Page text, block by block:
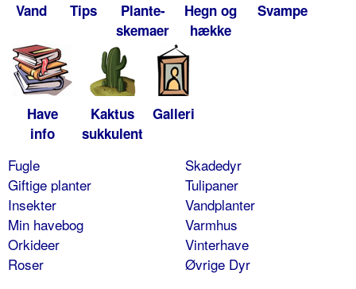
Vand Tips
Plante-
skemaer
Hegn og
hække
Svampe
Have
info
Kaktus
sukkulent
Galleri
Fugle
Giftige planter
Insekter
Min havebog
Orkideer
Roser
Skadedyr
Tulipaner
Vandplanter
Varmhus
Vinterhave
Øvrige Dyr